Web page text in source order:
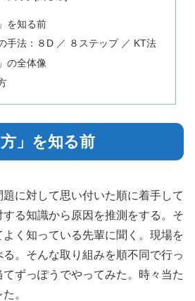
を知る前
手法：８D ／ ８ステップ ／ KT法
の全体像
方」を知る前
に対して思い付いた順に着手して
る知識から原因を推測をする。そ
く知っている先輩に聞く。現場を
。そんな取り組みを順不同で行っ
ずっぽうでやってみた。時々当た
。